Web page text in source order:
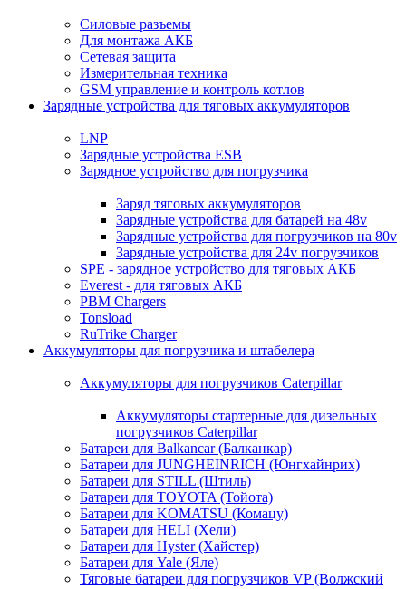
Силовые разъемы
Для монтажа АКБ
Сетевая защита
Измерительная техника
GSM управление и контроль котлов
Зарядные устройства для тяговых аккумуляторов
LNP
Зарядные устройства ESB
Зарядное устройство для погрузчика
Заряд тяговых аккумуляторов
Зарядные устройства для батарей на 48v
Зарядные устройства для погрузчиков на 80v
Зарядные устройства для 24v погрузчиков
SPE - зарядное устройство для тяговых АКБ
Everest - для тяговых АКБ
PBM Chargers
Tonsload
RuTrike Charger
Аккумуляторы для погрузчика и штабелера
Аккумуляторы для погрузчиков Caterpillar
Аккумуляторы стартерные для дизельных
погрузчиков Caterpillar
Батареи для Balkancar (Балканкар)
Батареи для JUNGHEINRICH (Юнгхайнрих)
Батареи для STILL (Штиль)
Батареи для TOYOTA (Тойота)
Батареи для KOMATSU (Комацу)
Батареи для HELI (Хели)
Батареи для Hyster (Хайстер)
Батареи для Yale (Яле)
Тяговые батареи для погрузчиков VP (Волжский